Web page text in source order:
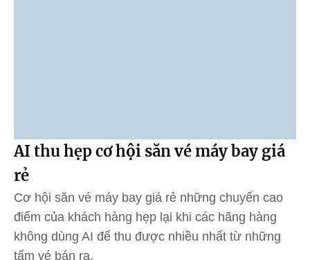
AI thu hẹp cơ hội săn vé máy bay giá
rẻ
Cơ hội săn vé máy bay giá rẻ những chuyến cao
điểm của khách hàng hẹp lại khi các hãng hàng
không dùng AI để thu được nhiều nhất từ những
tấm vé bán ra.